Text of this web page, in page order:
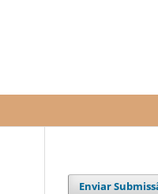
Enviar